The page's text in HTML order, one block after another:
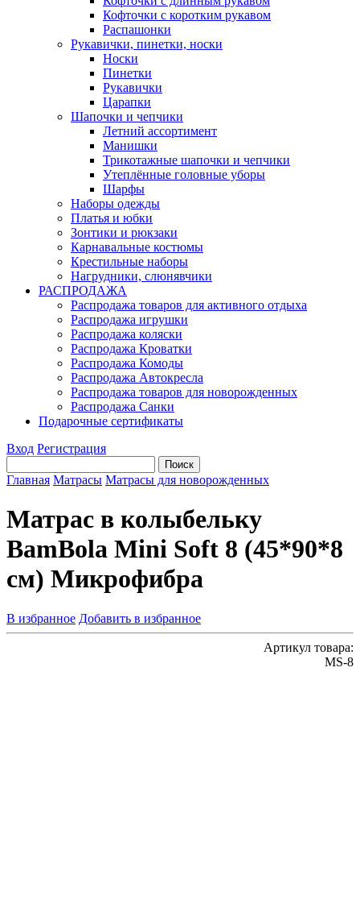
Кофточки с коротким рукавом
Распашонки
Рукавички, пинетки, носки
Носки
Пинетки
Рукавички
Царапки
Шапочки и чепчики
Летний ассортимент
Манишки
Трикотажные шапочки и чепчики
Утеплённые головные уборы
Шарфы
Наборы одежды
Платья и юбки
Зонтики и рюкзаки
Карнавальные костюмы
Крестильные наборы
Нагрудники, слюнявчики
РАСПРОДАЖА
Распродажа товаров для активного отдыха
Распродажа игрушки
Распродажа коляски
Распродажа Кроватки
Распродажа Комоды
Распродажа Автокресла
Распродажа товаров для новорожденных
Распродажа Санки
Подарочные сертификаты
Вход Регистрация
Главная Матрасы Матрасы для новорожденных
Матрас в колыбельку
BamBola Mini Soft 8 (45*90*8
см) Микрофибра
В избранное Добавить в избранное
Артикул товара:
MS-8